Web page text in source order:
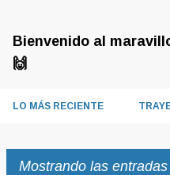
Bienvenido al
🙌
LO MÁS RECIENTE
Mostrando las